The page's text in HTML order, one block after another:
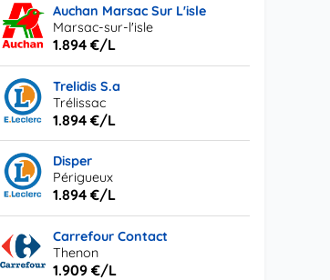
Auchan Marsac Sur L'isle
Marsac-sur-l'isle
1.894 €/L
Trelidis S.a
Trélissac
1.894 €/L
Disper
Périgueux
1.894 €/L
Carrefour Contact
Thenon
1.909 €/L